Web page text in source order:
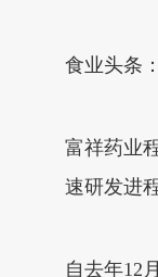
食业头条
富祥药业
速研发进程
自去年12